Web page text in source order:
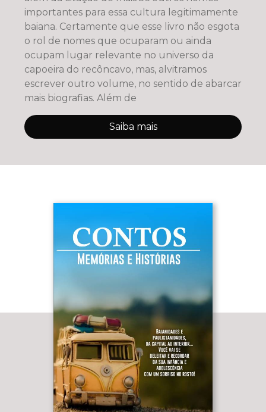
importantes para essa cultura legitimamente
baiana. Certamente que esse livro não esgota
o rol de nomes que ocuparam ou ainda
ocupam lugar relevante no universo da
capoeira do recôncavo, mas, alvitramos
escrever outro volume, no sentido de abarcar
mais biografias. Além de
Saiba mais